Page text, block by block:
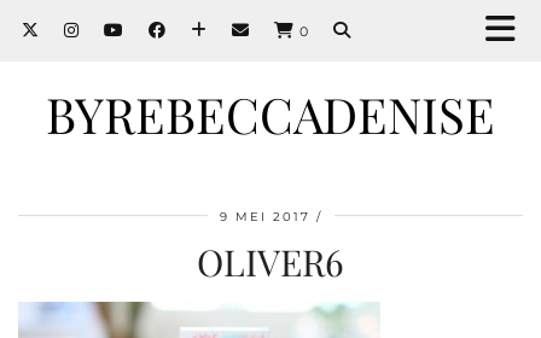
0
BYREBECCADENISE
9 MEI 2017
OLIVER6